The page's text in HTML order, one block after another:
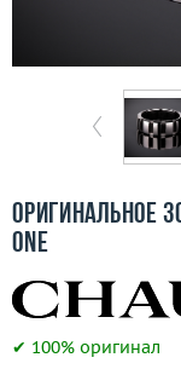
Бесплатная
Покупка и оплата
О компании
Контакты
3D-тур по
Оригинальное
One
✔ 100% оригинал